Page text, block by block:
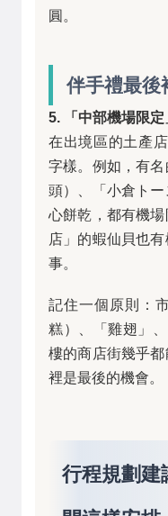
圓。
伴手禮最後
5. 「中部機場限定
在出境區的土產
字樣。例如，有
頭）、「小倉ト
心餅乾，都有機
店」的蝦仙貝也
事。
記住一個原則：
糕）、「雞翅」
樓的商店街幾乎
裡是最後的機會。
行程規劃建